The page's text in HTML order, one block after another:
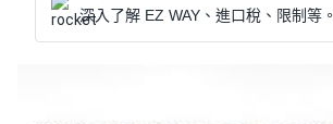
深入了解 EZ WAY、進口稅、限制等。